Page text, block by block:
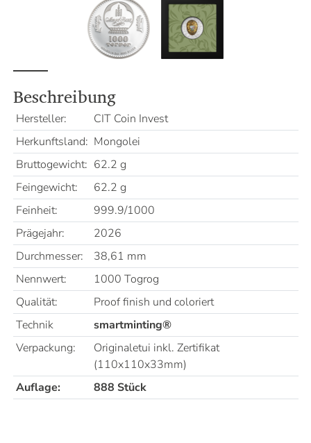
Beschreibung
Hersteller:
CIT Coin Invest
Herkunftsland: Mongolei
Bruttogewicht: 62.2 g
Feingewicht:
62.2 g
Feinheit:
999.9/1000
Prägejahr:
2026
Durchmesser:
38,61 mm
Nennwert:
1000 Togrog
Qualität:
Proof finish und coloriert
Technik
smartminting®
Verpackung:
Originaletui inkl. Zertifikat
(110x110x33mm)
Auflage:
888 Stück